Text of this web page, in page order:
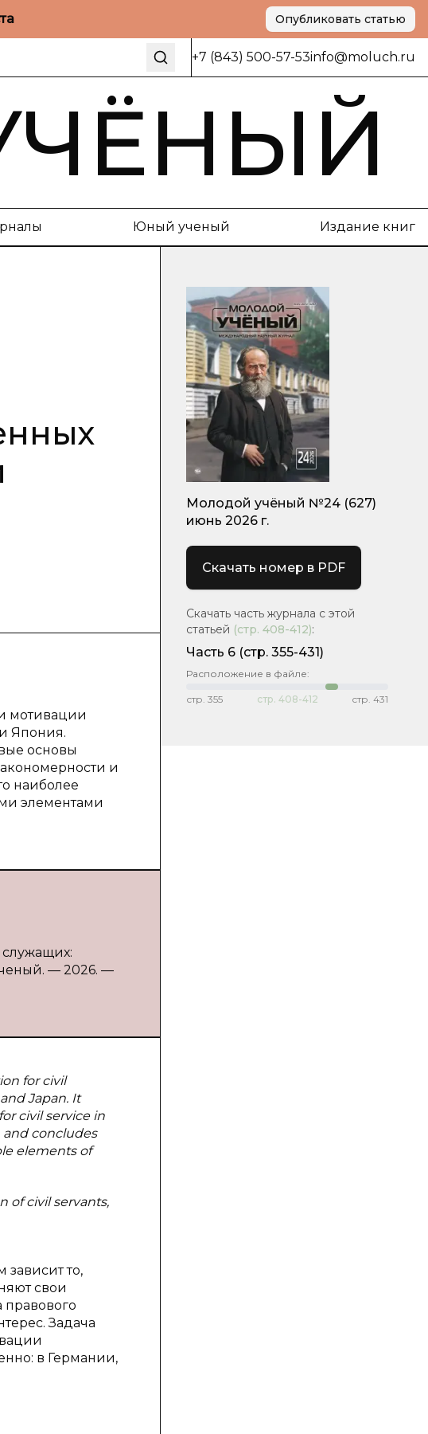
Опубликовать статью
+7 (843) 500-57-53info@moluch.ru
Юный ученый Издание книг
мотивации
Япония.
основы
и
наиболее
элементами
служащих:
— 2026. —
for civil
Japan. It
civil service in
concludes
elements of
of civil servants,
зависит то,
свои
Задача
в Германии,
Молодой учёный №24 (627)
июнь 2026 г.
Скачать номер в PDF
Скачать часть журнала с этой
статьей (стр. 408-412):
Часть 6 (стр. 355-431)
Расположение в файле:
стр. 355 стр. 408-412 стр. 431